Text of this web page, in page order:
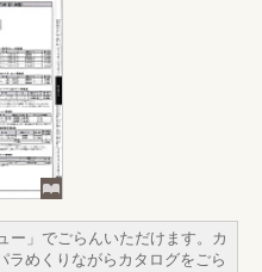
ー」でごらんいただけます。カ
ラめくりながらカタログをごら